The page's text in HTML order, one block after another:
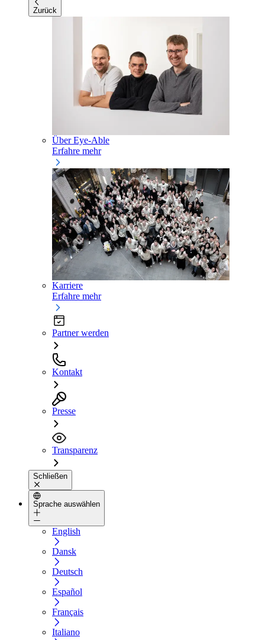
Zurück
Über Eye-Able
Erfahre mehr
Karriere
Erfahre mehr
Partner werden
Kontakt
Presse
Transparenz
Schließen
Sprache auswählen
English
Dansk
Deutsch
Español
Français
Italiano